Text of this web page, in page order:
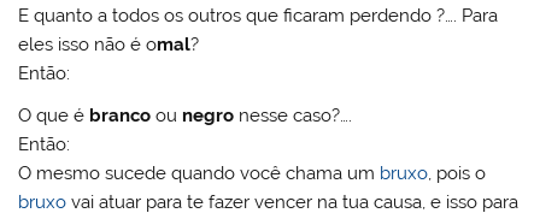
E quanto a todos os outros que ficaram perdendo ?…. Para
eles isso não é omal?
Então:
O que é branco ou negro nesse caso?….
Então:
O mesmo sucede quando você chama um bruxo, pois o
bruxo vai atuar para te fazer vencer na tua causa, e isso para